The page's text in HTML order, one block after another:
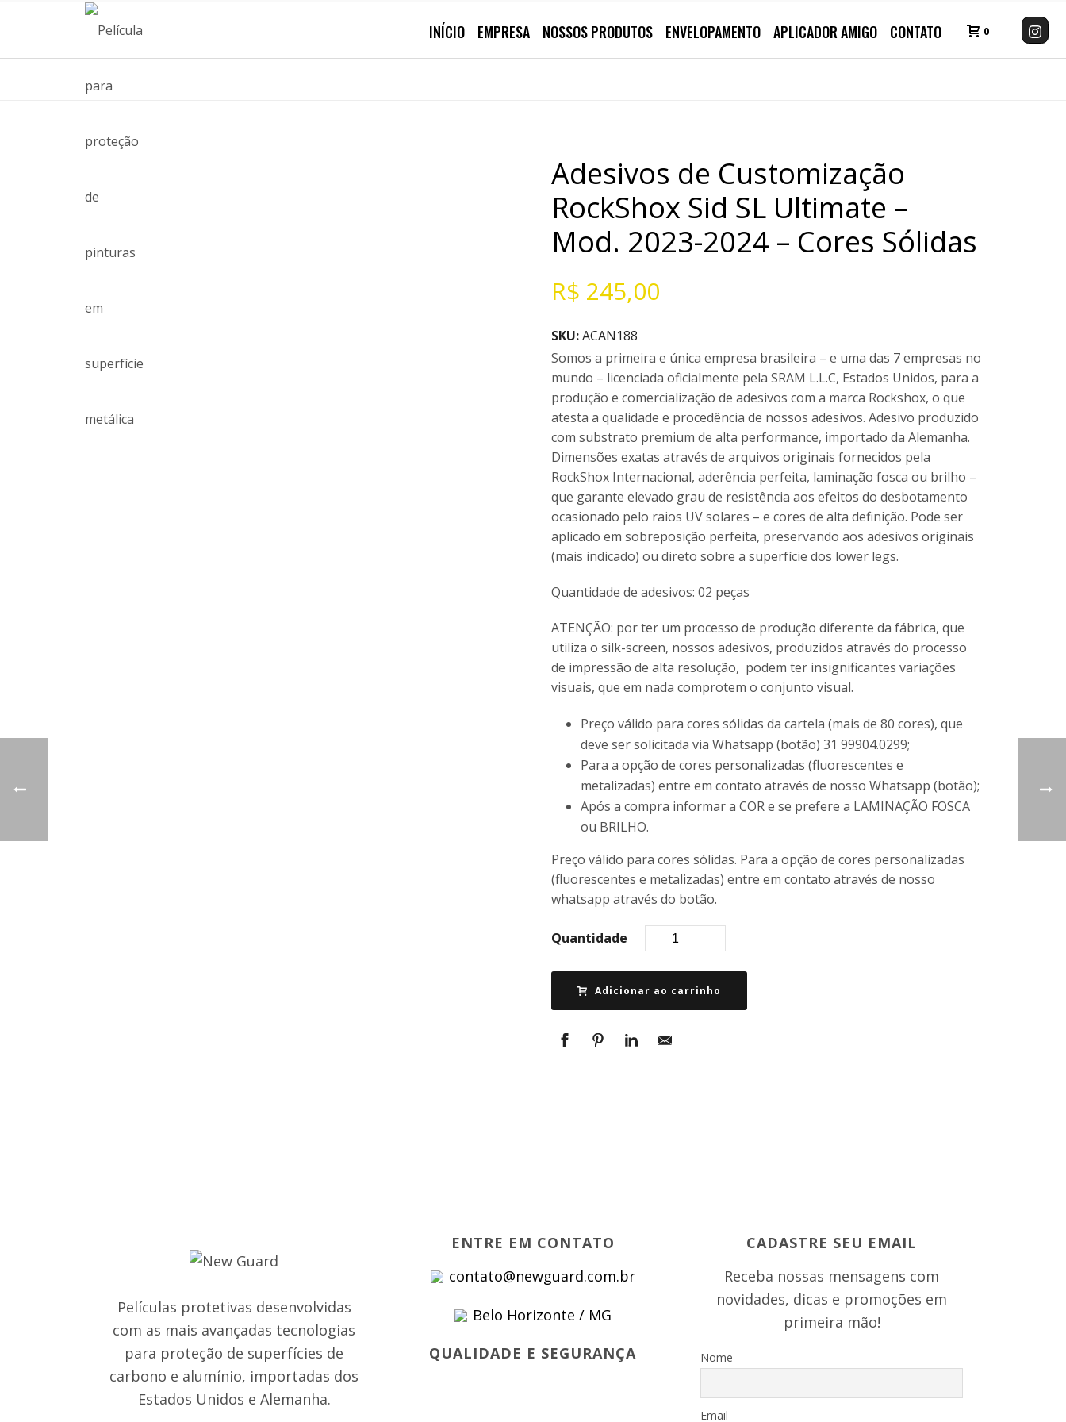
INÍCIO EMPRESA NOSSOS PRODUTOS ENVELOPAMENTO APLICADOR AMIGO CONTATO 0
Adesivos de Customização
RockShox Sid SL Ultimate –
Mod. 2023-2024 – Cores Sólidas
R$ 245,00
SKU:ACAN188
Somos a primeira e única empresa brasileira – e uma das 7 empresas no
mundo – licenciada oficialmente pela SRAM L.L.C, Estados Unidos, para a
produção e comercialização de adesivos com a marca Rockshox, o que
atesta a qualidade e procedência de nossos adesivos. Adesivo produzido
com substrato premium de alta performance, importado da Alemanha.
Dimensões exatas através de arquivos originais fornecidos pela
RockShox Internacional, aderência perfeita, laminação fosca ou brilho –
que garante elevado grau de resistência aos efeitos do desbotamento
ocasionado pelo raios UV solares – e cores de alta definição. Pode ser
aplicado em sobreposição perfeita, preservando aos adesivos originais
(mais indicado) ou direto sobre a superfície dos lower legs.
Quantidade de adesivos: 02 peças
ATENÇÃO: por ter um processo de produção diferente da fábrica, que
utiliza o silk-screen, nossos adesivos, produzidos através do processo
de impressão de alta resolução, podem ter insignificantes variações
visuais, que em nada comprotem o conjunto visual.
Preço válido para cores sólidas da cartela (mais de 80 cores), que
deve ser solicitada via Whatsapp (botão) 31 99904.0299;
Para a opção de cores personalizadas (fluorescentes e
metalizadas) entre em contato através de nosso Whatsapp (botão);
Após a compra informar a COR e se prefere a LAMINAÇÃO FOSCA
ou BRILHO.
Preço válido para cores sólidas. Para a opção de cores personalizadas
(fluorescentes e metalizadas) entre em contato através de nosso
whatsapp através do botão.
Quantidade
Adicionar ao carrinho
Películas protetivas desenvolvidas
com as mais avançadas tecnologias
para proteção de superfícies de
carbono e alumínio, importadas dos
Estados Unidos e Alemanha.
ENTRE EM CONTATO
contato@newguard.com.br
Belo Horizonte / MG
QUALIDADE E SEGURANÇA
CADASTRE SEU EMAIL
Receba nossas mensagens com
novidades, dicas e promoções em
primeira mão!
Nome
Email